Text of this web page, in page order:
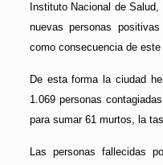
Instituto Nacional de
nuevas personas
como consecuencia de este
De esta forma la ciudad
1.069 personas
para sumar 61 murtos, la
Las personas fallecidas